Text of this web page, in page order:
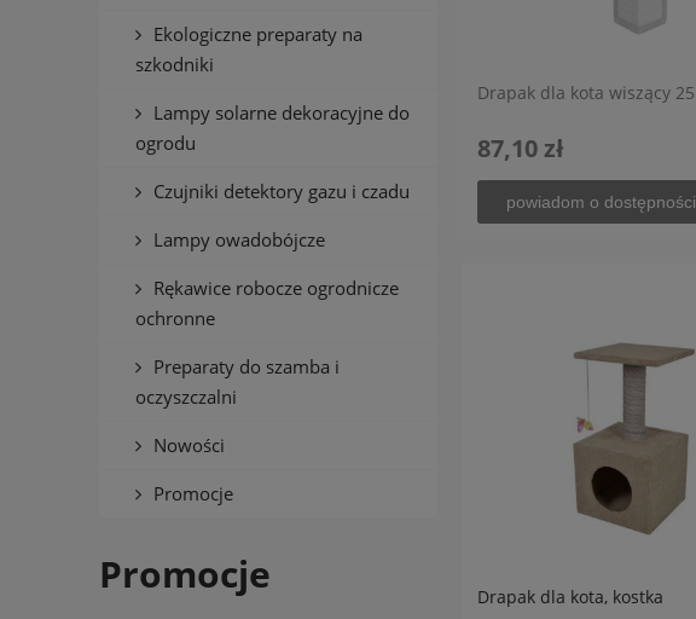
Ekologiczne preparaty na
szkodniki
Lampy solarne dekoracyjne do
ogrodu
Czujniki detektory gazu i czadu
Lampy owadobójcze
Rękawice robocze ogrodnicze
ochronne
Preparaty do szamba i
oczyszczalni
Nowości
Promocje
Promocje
Drapak dla kota wiszący 25
87,10 zł
powiadom o dostępności
Drapak dla kota, kostka